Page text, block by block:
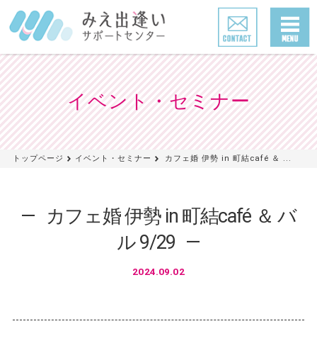
イベント・セミナー
トップページ イベント・セミナー カフェ婚 伊勢 in 町結café ＆ ...
カフェ婚 伊勢 in 町結café ＆ バ
ル 9/29
2024.09.02